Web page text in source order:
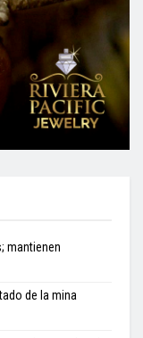
mantienen
de la mina